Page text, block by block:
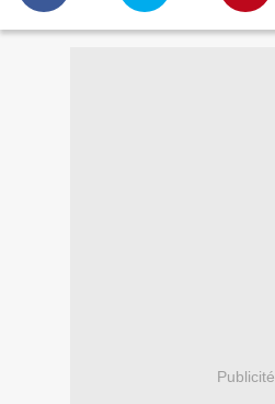
Publicité